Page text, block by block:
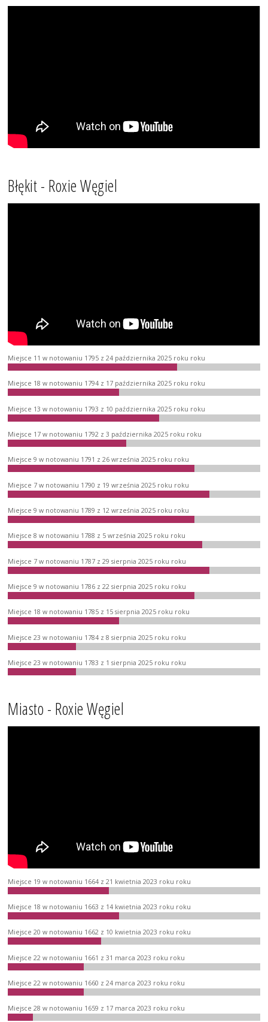
Błękit - Roxie Węgiel
Miejsce 11 w notowaniu 1795 z 24 października 2025 roku roku
Miejsce 18 w notowaniu 1794 z 17 października 2025 roku roku
Miejsce 13 w notowaniu 1793 z 10 października 2025 roku roku
Miejsce 17 w notowaniu 1792 z 3 października 2025 roku roku
Miejsce 9 w notowaniu 1791 z 26 września 2025 roku roku
Miejsce 7 w notowaniu 1790 z 19 września 2025 roku roku
Miejsce 9 w notowaniu 1789 z 12 września 2025 roku roku
Miejsce 8 w notowaniu 1788 z 5 września 2025 roku roku
Miejsce 7 w notowaniu 1787 z 29 sierpnia 2025 roku roku
Miejsce 9 w notowaniu 1786 z 22 sierpnia 2025 roku roku
Miejsce 18 w notowaniu 1785 z 15 sierpnia 2025 roku roku
Miejsce 23 w notowaniu 1784 z 8 sierpnia 2025 roku roku
Miejsce 23 w notowaniu 1783 z 1 sierpnia 2025 roku roku
Miasto - Roxie Węgiel
Miejsce 19 w notowaniu 1664 z 21 kwietnia 2023 roku roku
Miejsce 18 w notowaniu 1663 z 14 kwietnia 2023 roku roku
Miejsce 20 w notowaniu 1662 z 10 kwietnia 2023 roku roku
Miejsce 22 w notowaniu 1661 z 31 marca 2023 roku roku
Miejsce 22 w notowaniu 1660 z 24 marca 2023 roku roku
Miejsce 28 w notowaniu 1659 z 17 marca 2023 roku roku